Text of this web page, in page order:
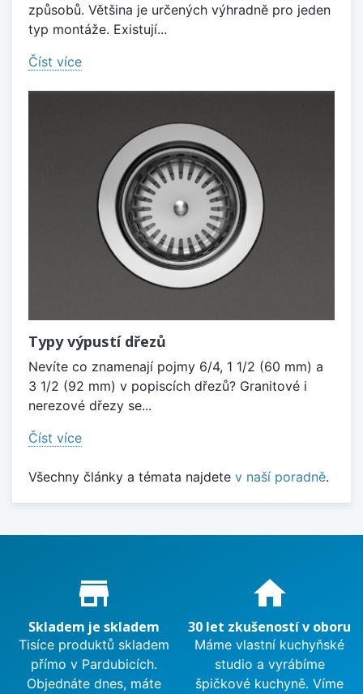
způsobů. Většina je určených výhradně pro jeden
typ montáže. Existují...
Číst více
Typy výpustí dřezů
Nevíte co znamenají pojmy 6/4, 1 1/2 (60 mm) a
3 1/2 (92 mm) v popiscích dřezů? Granitové i
nerezové dřezy se...
Číst více
Všechny články a témata najdete v naší poradně.
Proč nakupovat u nás?
store_mall_directory
Skladem je skladem
Tisíce produktů skladem
přímo v Pardubicích.
Objednáte dnes, máte
home
30 let zkušeností v oboru
Máme vlastní kuchyňské
studio a vyrábíme
špičkové kuchyně. Víme